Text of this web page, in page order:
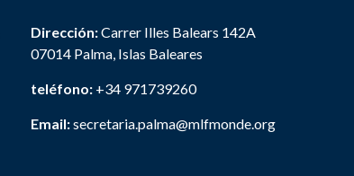
Dirección:Carrer Illes Balears 142A
07014 Palma, Islas Baleares
teléfono: +34 971739260
Email:secretaria.palma@mlfmonde.org